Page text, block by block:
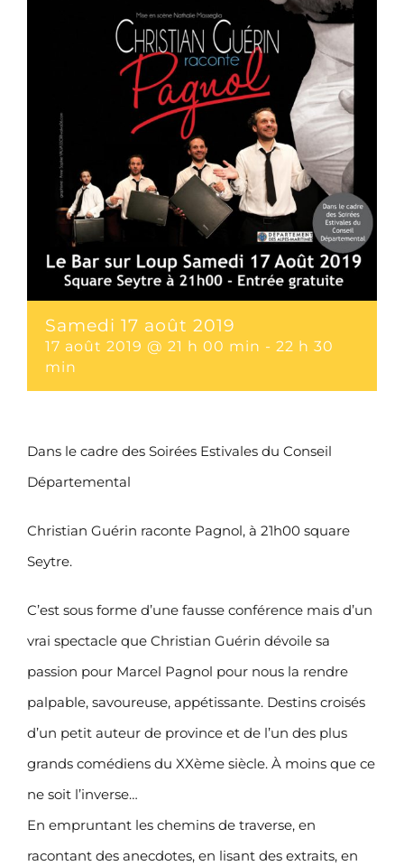
Samedi 17 août 2019
17 août 2019 @ 21 h 00 min - 22 h 30
min
Dans le cadre des Soirées Estivales du Conseil
Départemental
Christian Guérin raconte Pagnol, à 21h00 square
Seytre.
C’est sous forme d’une fausse conférence mais d’un
vrai spectacle que Christian Guérin dévoile sa
passion pour Marcel Pagnol pour nous la rendre
palpable, savoureuse, appétissante. Destins croisés
d’un petit auteur de province et de l’un des plus
grands comédiens du XXème siècle. À moins que ce
ne soit l’inverse…
En empruntant les chemins de traverse, en
racontant des anecdotes, en lisant des extraits, en